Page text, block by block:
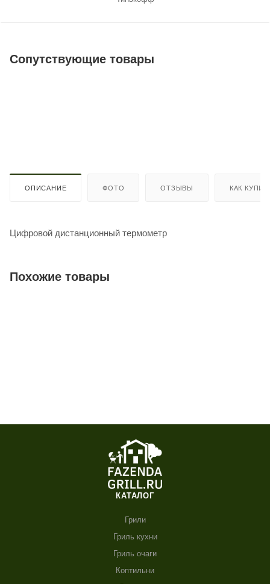
Сопутствующие товары
ОПИСАНИЕ ФОТО ОТЗЫВЫ КАК
Цифровой дистанционный термометр
Похожие товары
КАТАЛОГ
Грили
Гриль кухни
Гриль очаги
Коптильни